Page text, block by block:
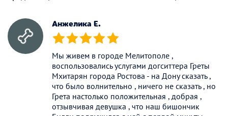
Анжелика Е.
(*) (*) (*) (*) (*)
Мы живем в городе Мелитополе ,
воспользовались услугами догситтера Греты
Мхитарян города Ростова - на Дону сказать ,
что было волнительно , ничего не сказать , но
Грета настолько положительная , добрая ,
отзывчивая девушка , что наш бишончик